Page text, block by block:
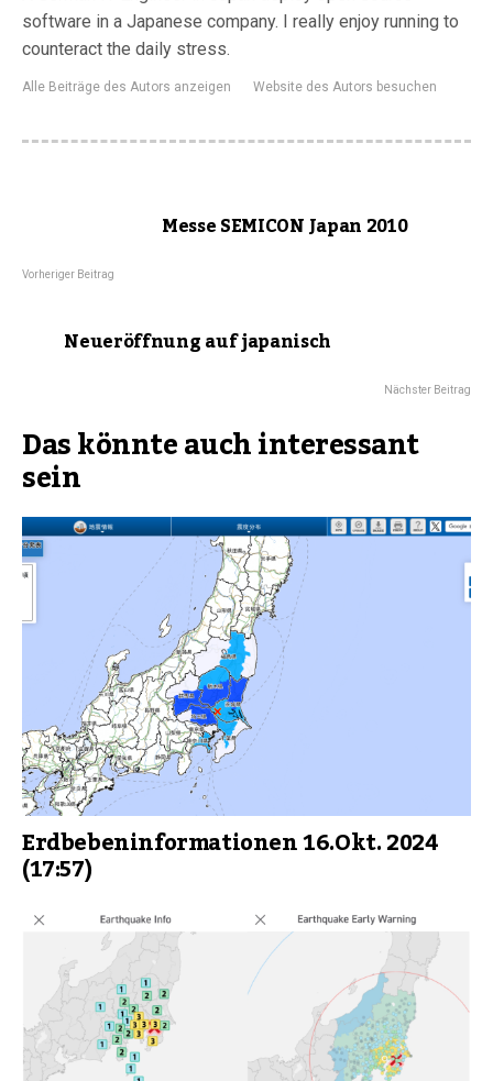
software in a Japanese company. I really enjoy running to
counteract the daily stress.
Alle Beiträge des Autors anzeigen Website des Autors besuchen
Messe SEMICON Japan 2010
Vorheriger Beitrag
Neueröffnung auf japanisch
Nächster Beitrag
Das könnte auch interessant
sein
Erdbebeninformationen 16.Okt. 2024
(17:57)